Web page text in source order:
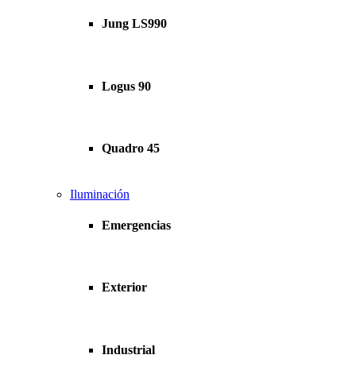
Jung LS990
Logus 90
Quadro 45
Iluminación
Emergencias
Exterior
Industrial